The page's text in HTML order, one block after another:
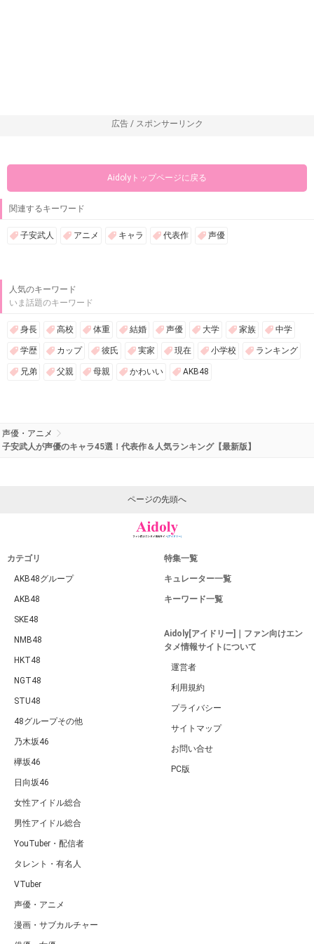
広告 / スポンサーリンク
Aidolyトップページに戻る
関連するキーワード
子安武人 アニメ キャラ 代表作 声優
人気のキーワード
いま話題のキーワード
身長 高校 体重 結婚 声優 大学 家族 中学
学歴 カップ 彼氏 実家 現在 小学校 ランキング
兄弟 父親 母親 かわいい AKB48
声優・アニメ
子安武人が声優のキャラ45選！代表作＆人気ランキング【最新版】
ページの先頭へ
カテゴリ
AKB48グループ
AKB48
SKE48
NMB48
HKT48
NGT48
STU48
48グループその他
乃木坂46
欅坂46
日向坂46
女性アイドル総合
男性アイドル総合
YouTuber・配信者
タレント・有名人
VTuber
声優・アニメ
漫画・サブカルチャー
特集一覧
キュレーター一覧
キーワード一覧
Aidoly[アイドリー]｜ファン向けエン
タメ情報サイトについて
運営者
利用規約
プライバシー
サイトマップ
お問い合せ
PC版